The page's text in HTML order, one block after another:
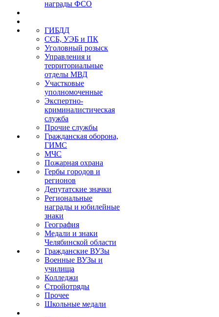
награды ФСО
ГИБДД
ССБ, УЭБ и ПК
Уголовный розыск
Управления и
территориальные
отделы МВД
Участковые
уполномоченные
Экспертно-
криминалистическая
служба
Прочие службы
Гражданская оборона,
ГИМС
МЧС
Пожарная охрана
Гербы городов и
регионов
Депутатские значки
Региональные
награды и юбилейные
знаки
География
Медали и знаки
Челябинской области
Гражданские ВУЗы
Военные ВУЗы и
училища
Колледжи
Стройотряды
Прочее
Школьные медали